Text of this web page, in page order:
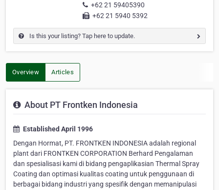
+62 21 59405390
+62 21 5940 5392
Is this your listing? Tap here to update.
Overview Articles
About PT Frontken Indonesia
Established April 1996
Dengan Hormat, PT. FRONTKEN INDONESIA adalah regional
plant dari FRONTKEN CORPORATION Berhard Pengalaman
dan spesialisasi kami di bidang pengaplikasian Thermal Spray
Coating dan optimasi kualitas coating untuk penggunaan di
berbagai bidang industri yang spesifik dengan memanipulasi